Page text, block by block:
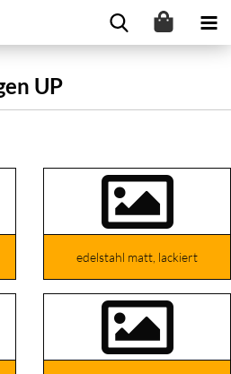
UP
edelstahl matt, lackiert